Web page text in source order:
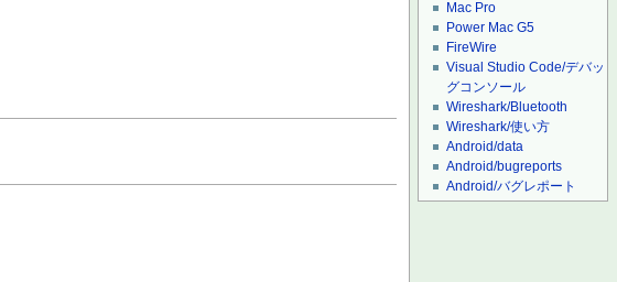
Mac Pro
Power Mac G5
FireWire
Visual Studio Code/デバッ
グコンソール
Wireshark/Bluetooth
Wireshark/使い方
Android/data
Android/bugreports
Android/バグレポート